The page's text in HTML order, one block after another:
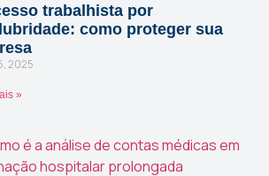
trabalhista por
como proteger sua
2025
»